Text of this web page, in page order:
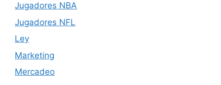
Jugadores NBA
Jugadores NFL
Ley
Marketing
Mercadeo